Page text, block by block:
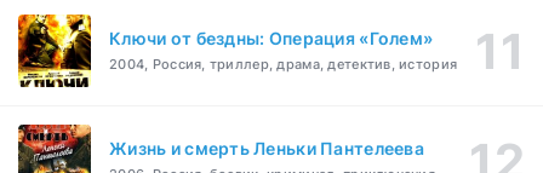
Ключи от бездны: Операция «Голем»
2004, Россия, триллер, драма, детектив, история
Жизнь и смерть Леньки Пантелеева